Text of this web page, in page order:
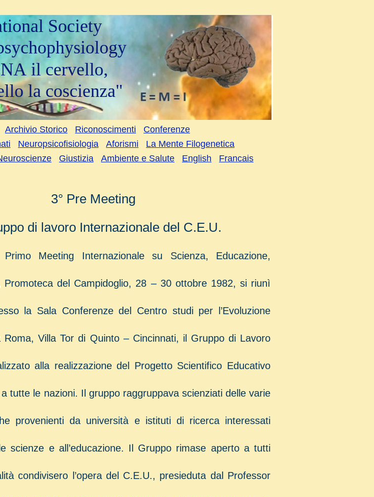
Society
il cervello,
la coscienza"
Archivio Storico Riconoscimenti
Conferenze
Neuropsicofisiologia Aforismi
La Mente Filogenetica
Giustizia Ambiente e Salute English Francais
3° Pre Meeting
di lavoro Internazionale del C.E.U.
Meeting Internazionale su Scienza, Educazione,
Promoteca del Campidoglio, 28 – 30 ottobre 1982, si riunì
la Sala Conferenze del Centro studi per l’Evoluzione
Roma, Villa Tor di Quinto – Cincinnati, il Gruppo di Lavoro
alla realizzazione del Progetto Scientifico Educativo
tutte le nazioni. Il gruppo raggruppava scienziati delle varie
provenienti da università e istituti di ricerca interessati
scienze e all’educazione. Il Gruppo rimase aperto a tutti
condivisero l’opera del C.E.U., presieduta dal Professor